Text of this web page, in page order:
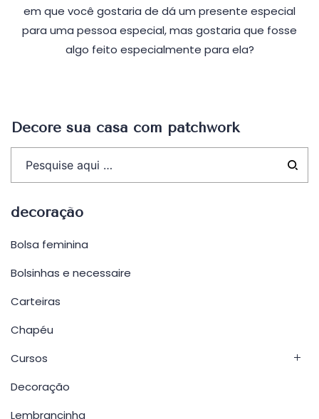
em que você gostaria de dá um presente especial
para uma pessoa especial, mas gostaria que fosse
algo feito especialmente para ela?
Decore sua casa com patchwork
decoração
Bolsa feminina
Bolsinhas e necessaire
Carteiras
Chapéu
Cursos
Decoração
Lembrancinha